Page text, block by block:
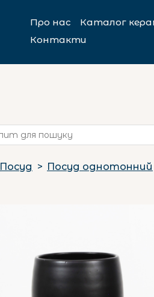
Про нас Каталог
Контакти
Посуд Посуд однотонний